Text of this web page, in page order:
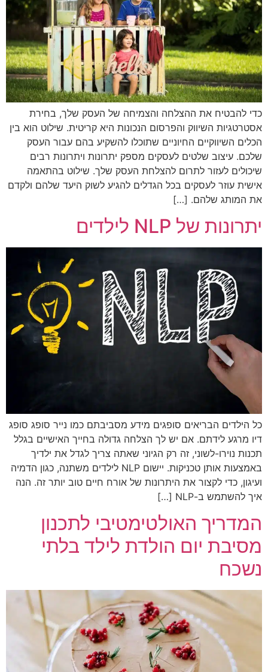
כדי להבטיח את ההצלחה והצמיחה של העסק שלך, בחירת
אסטרטגיות השיווק והפרסום הנכונות היא קריטית. שילוט הוא בין
הכלים השיווקיים החיוניים שתוכלו להשקיע בהם עבור העסק
שלכם. עיצוב שלטים לעסקים מספק יתרונות ויתרונות רבים
שיכולים לעזור לתרום להצלחת העסק שלך. שילוט בהתאמה
אישית עוזר לעסקים בכל הגדלים להגיע לשוק היעד שלהם ולקדם
את המותג שלהם. […]
יתרונות של NLP לילדים
כל הילדים הבריאים סופגים מידע מסביבתם כמו נייר סופג סופג
דיו מרגע לידתם. אם יש לך הצלחה גדולה בחייך האישיים בגלל
תכנות נוירו-לשוני, זה רק הגיוני שאתה צריך לגדל את ילדיך
באמצעות אותן טכניקות. יישום NLP לילדים משתנה, כגון הדמיה
ועיגון, כדי לקצור את היתרונות של אורח חיים טוב יותר זה. הנה
איך להשתמש ב-NLP […]
המדריך האולטימטיבי לתכנון
מסיבת יום הולדת לילד בלתי
נשכח